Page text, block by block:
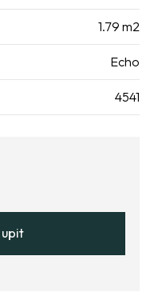
1.79 m2
Echo
4541